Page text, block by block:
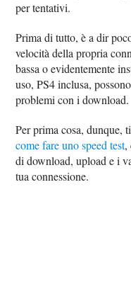
per tentativi.
Prima di tutto, è a dir
velocità della propria
bassa o evidentemente
uso, PS4 inclusa,
problemi con i download.
Per prima cosa, dunque,
come fare uno speed test,
di download, upload e i
tua connessione.